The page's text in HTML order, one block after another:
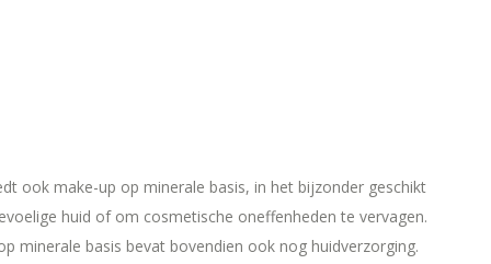
ook make-up op minerale basis, in het bijzonder geschikt
huid of om cosmetische oneffenheden te vervagen.
minerale basis bevat bovendien ook nog huidverzorging.